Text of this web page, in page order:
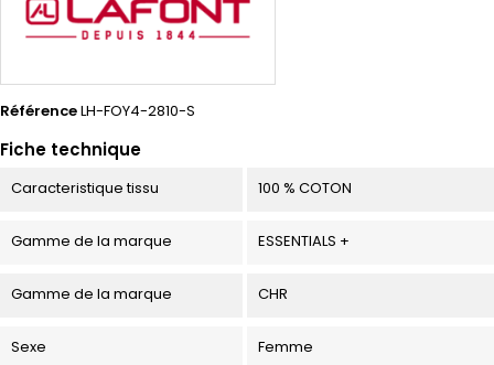
RéférenceLH-FOY4-2810-S
Fiche technique
Caracteristique tissu 100 % COTON
Gamme de la marque ESSENTIALS +
Gamme de la marque CHR
Sexe Femme